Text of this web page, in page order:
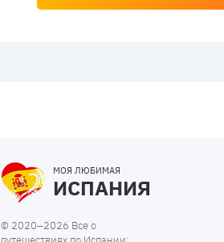
МОЯ ЛЮБИМАЯ
ИСПАНИЯ
© 2020–2026 Все о